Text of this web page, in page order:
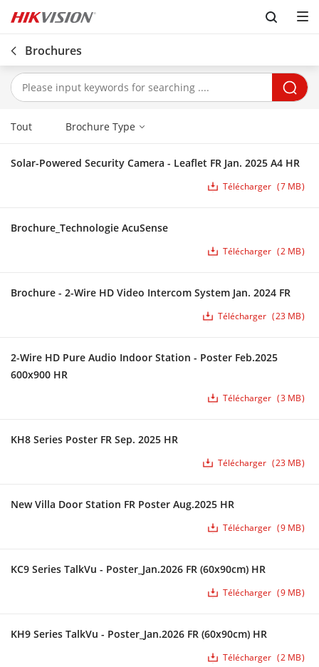
Skip to content
Brochures
Tout Brochure Type
Solar-Powered Security Camera - Leaflet FR Jan. 2025 A4 HR
Télécharger 7 MB
Brochure_Technologie AcuSense
Télécharger 2 MB
Brochure - 2-Wire HD Video Intercom System Jan. 2024 FR
Télécharger 23 MB
2-Wire HD Pure Audio Indoor Station - Poster Feb.2025
600x900 HR
Télécharger 3 MB
KH8 Series Poster FR Sep. 2025 HR
Télécharger 23 MB
New Villa Door Station FR Poster Aug.2025 HR
Télécharger 9 MB
KC9 Series TalkVu - Poster_Jan.2026 FR (60x90cm) HR
Télécharger 9 MB
KH9 Series TalkVu - Poster_Jan.2026 FR (60x90cm) HR
Télécharger 2 MB